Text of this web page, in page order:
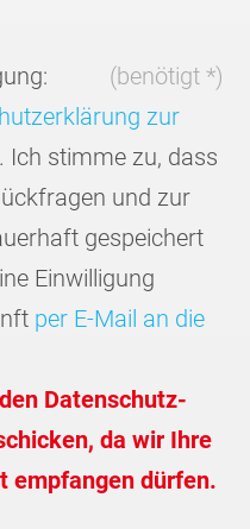
(benötigt *)
zur
. Ich stimme zu, dass
und zur
gespeichert
Einwilligung
per E-Mail an die
Datenschutz-
da wir Ihre
empfangen dürfen.